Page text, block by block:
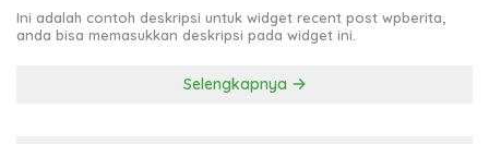
Ini adalah contoh deskripsi untuk widget recent post wpberita,
anda bisa memasukkan deskripsi pada widget ini.
Selengkapnya